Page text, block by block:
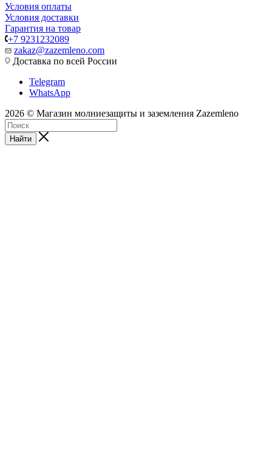
Условия оплаты
Условия доставки
Гарантия на товар
+7 9231232089
zakaz@zazemleno.com
Доставка по всей России
Telegram
WhatsApp
2026 © Магазин молниезащиты и заземления Zazemleno
Найти